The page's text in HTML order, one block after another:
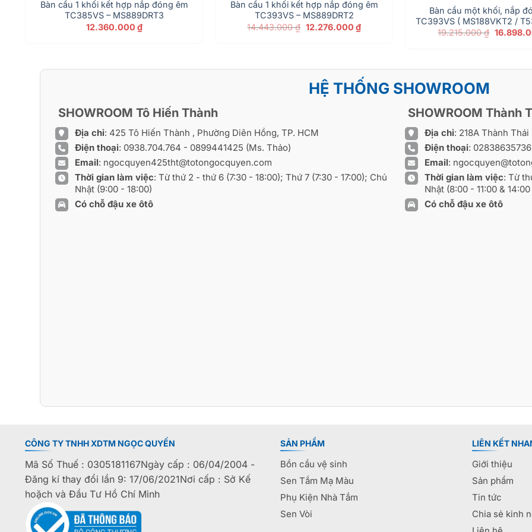
Bàn cầu 1 khối kết hợp nắp đóng êm
TC385VS – MS889DRT3
12.360.000 ₫
Bàn cầu 1 khối kết hợp nắp đóng êm
TC393VS – MS889DRT2
14.443.000₫ Giá
12.276.000 ₫Giá
hiện
Bàn cầu một khối, nắp
TC393VS ( MS188VKT2 /
19.215.000₫ Giá
HỆ THỐNG SHOWROOM
SHOWROOM Tô Hiến Thành
Địa chỉ: 425 Tô Hiến Thành , Phường Diên Hồng, TP. HCM
Điện thoại: 0938.704.764 - 0899441425 (Ms. Thảo)
Email: ngocquyen425tht@totongocquyen.com
Thời gian làm việc: Từ thứ 2 - thứ 6 (7:30 - 18:00); Thứ 7 (7:30 - 17:00); Chủ
Nhật (9:00 - 18:00)
Có chỗ đậu xe ôtô
SHOWROOM Thành
Địa chỉ: 218A Thành
Điện thoại:
Email:
Thời gian làm việc: Từ
Nhật (8:00 - 11:00 &
Có chỗ đậu xe ôtô
CÔNG TY TNHH XDTM NGỌC QUYẾN
Mã Số Thuế : 0305181167Ngày cấp : 06/04/2004 -
Đăng kí thay đổi lần 9: 17/06/2021Nơi cấp : Sở Kế
hoặch và Đầu Tư Hồ Chí Minh
SẢN PHẨM
Bồn cầu vệ sinh
Sen Tắm Mạ Màu
Phụ Kiện Nhà Tắm
Sen Vòi
LIÊN KẾT
Giới thiệu
Sản phẩm
Tin tức
Chia sẻ kinh